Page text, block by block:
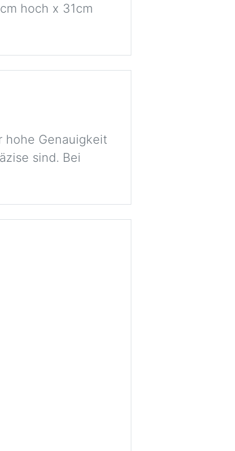
hoch x 31cm
hohe Genauigkeit
sind. Bei